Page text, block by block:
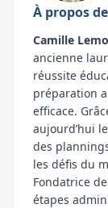
À propos
Camille
ancienne
réussite
préparation
efficace.
aujourd’hui
des
les défis du
Fondatrice de
étapes